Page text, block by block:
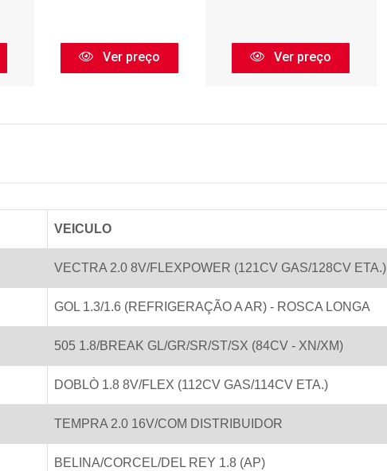
Ver preço Ver preço
VEICULO
VECTRA 2.0 8V/FLEXPOWER (121CV GAS/128CV ETA.)
GOL 1.3/1.6 (REFRIGERAÇÃO A AR) - ROSCA LONGA
505 1.8/BREAK GL/GR/SR/ST/SX (84CV - XN/XM)
DOBLÒ 1.8 8V/FLEX (112CV GAS/114CV ETA.)
TEMPRA 2.0 16V/COM DISTRIBUIDOR
BELINA/CORCEL/DEL REY 1.8 (AP)